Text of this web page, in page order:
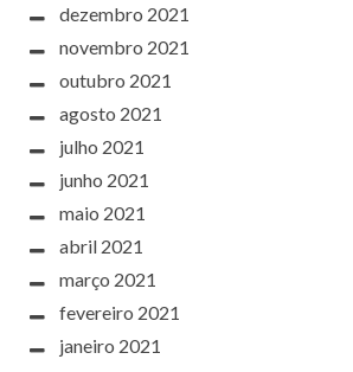
dezembro 2021
novembro 2021
outubro 2021
agosto 2021
julho 2021
junho 2021
maio 2021
abril 2021
março 2021
fevereiro 2021
janeiro 2021